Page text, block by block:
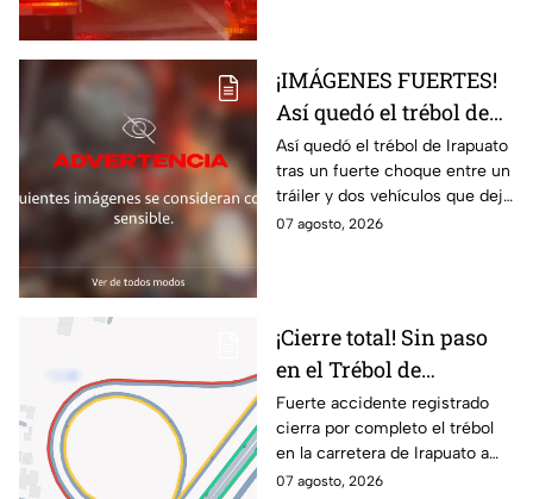
¡IMÁGENES FUERTES!
Así quedó el trébol de
Irapuato tras aparatoso
choque; hay mu3rtos y
lesionados
Así quedó el trébol de Irapuato
tras un fuerte choque entre un
tráiler y dos vehículos que dejó
dos muertos y siete personas
07 agosto, 2026
¡Cierre total! Sin paso
en el Trébol de
Irapuato; toma estas
vías alternas
Fuerte accidente registrado
cierra por completo el trébol
en la carretera de Irapuato a
Abasolo
07 agosto, 2026